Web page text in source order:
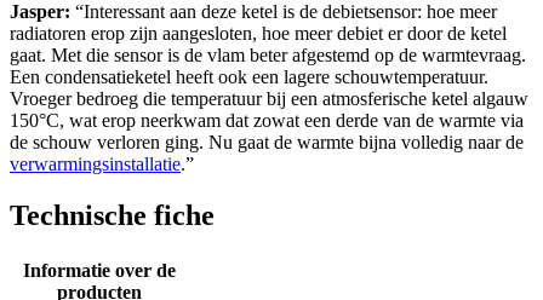
Jasper: “Interessant aan deze ketel is de debietsensor: hoe meer
radiatoren erop zijn aangesloten, hoe meer debiet er door de ketel
gaat. Met die sensor is de vlam beter afgestemd op de warmtevraag.
Een condensatieketel heeft ook een lagere schouwtemperatuur.
Vroeger bedroeg die temperatuur bij een atmosferische ketel algauw
150°C, wat erop neerkwam dat zowat een derde van de warmte via
de schouw verloren ging. Nu gaat de warmte bijna volledig naar de
verwarmingsinstallatie.”
Technische fiche
Informatie over de
producten